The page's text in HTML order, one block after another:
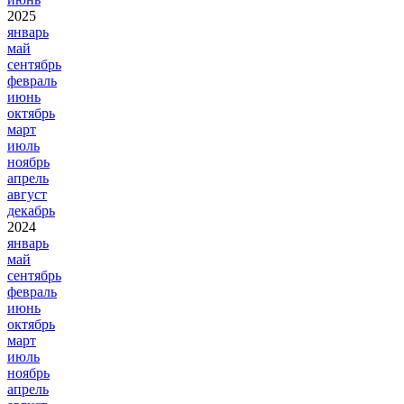
2025
январь
май
сентябрь
февраль
июнь
октябрь
март
июль
ноябрь
апрель
август
декабрь
2024
январь
май
сентябрь
февраль
июнь
октябрь
март
июль
ноябрь
апрель